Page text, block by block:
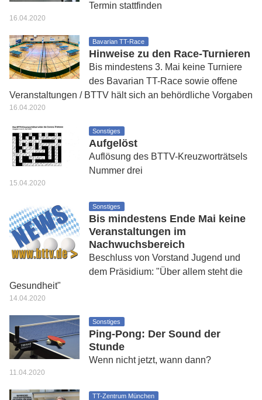
Termin stattfinden
16.04.2020
Bavarian TT-Race
Hinweise zu den Race-Turnieren
Bis mindestens 3. Mai keine Turniere
des Bavarian TT-Race sowie offene
Veranstaltungen / BTTV hält sich an behördliche Vorgaben
16.04.2020
Sonstiges
Aufgelöst
Auflösung des BTTV-Kreuzworträtsels
Nummer drei
15.04.2020
Sonstiges
Bis mindestens Ende Mai keine
Veranstaltungen im
Nachwuchsbereich
Beschluss von Vorstand Jugend und
dem Präsidium: "Über allem steht die
Gesundheit"
14.04.2020
Sonstiges
Ping-Pong: Der Sound der
Stunde
Wenn nicht jetzt, wann dann?
11.04.2020
TT-Zentrum München